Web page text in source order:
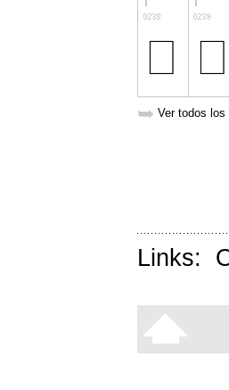
➥ Ver todos los
Links: